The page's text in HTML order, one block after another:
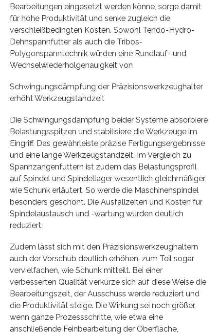
Bearbeitungen eingesetzt werden könne, sorge damit
für hohe Produktivität und senke zugleich die
verschleißbedingten Kosten. Sowohl Tendo-Hydro-
Dehnspannfutter als auch die Tribos-
Polygonspanntechnik würden eine Rundlauf- und
Wechselwiederholgenauigkeit von
Schwingungsdämpfung der Präzisionswerkzeughalter
erhöht Werkzeugstandzeit
Die Schwingungsdämpfung beider Systeme absorbiere
Belastungsspitzen und stabilisiere die Werkzeuge im
Eingriff. Das gewährleiste präzise Fertigungsergebnisse
und eine lange Werkzeugstandzeit. Im Vergleich zu
Spannzangenfuttern ist zudem das Belastungsprofil
auf Spindel und Spindellager wesentlich gleichmäßiger,
wie Schunk erläutert. So werde die Maschinenspindel
besonders geschont. Die Ausfallzeiten und Kosten für
Spindelaustausch und -wartung würden deutlich
reduziert.
Zudem lässt sich mit den Präzisionswerkzeughaltern
auch der Vorschub deutlich erhöhen, zum Teil sogar
vervielfachen, wie Schunk mitteilt. Bei einer
verbesserten Qualität verkürze sich auf diese Weise die
Bearbeitungszeit, der Ausschuss werde reduziert und
die Produktivität steige. Die Wirkung sei noch größer,
wenn ganze Prozessschritte, wie etwa eine
anschließende Feinbearbeitung der Oberfläche,